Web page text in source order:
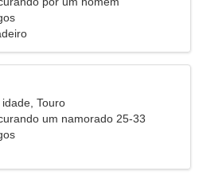
Touro
um namorado 25-33